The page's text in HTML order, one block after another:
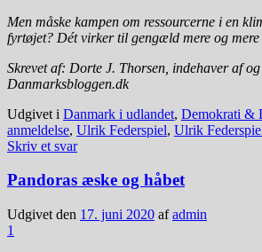
Men måske kampen om ressourcerne i en
fyrtøjet? Dét virker til gengæld mere og mere
Skrevet af: Dorte J. Thorsen, indehaver af
Danmarksbloggen.dk
Udgivet i Danmark i udlandet, Demokrati &
anmeldelse, Ulrik Federspiel, Ulrik
Skriv et svar
Pandoras æske og håbet
Udgivet den 17. juni 2020 afadmin
1